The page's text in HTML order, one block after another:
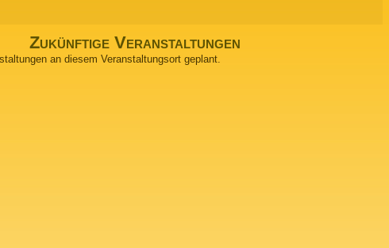
Zukünftige Veranstaltungen
an diesem Veranstaltungsort geplant.